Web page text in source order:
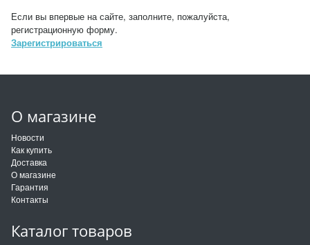
Если вы впервые на сайте, заполните, пожалуйста,
регистрационную форму.
Зарегистрироваться
О магазине
Новости
Как купить
Доставка
О магазине
Гарантия
Контакты
Каталог товаров